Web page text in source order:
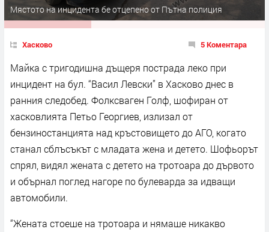
Мястото на инцидента бе отцепено от Пътна полиция
Хасково 5 Коментара
Майка с тригодишна дъщеря пострада леко при
инцидент на бул. “Васил Левски” в Хасково днес в
ранния следобед. Фолксваген Голф, шофиран от
хасковлията Петьо Георгиев, излизал от
бензиностанцията над кръстовището до АГО, когато
станал сблъсъкът с младата жена и детето. Шофьорът
спрял, видял жената с детето на тротоара до дървото
и обърнал поглед нагоре по булеварда за идващи
автомобили.
“Жената стоеше на тротоара и нямаше никакво